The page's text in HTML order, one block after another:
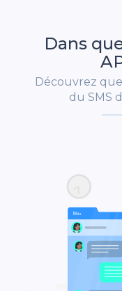
Dans
Découvrez
du SMS